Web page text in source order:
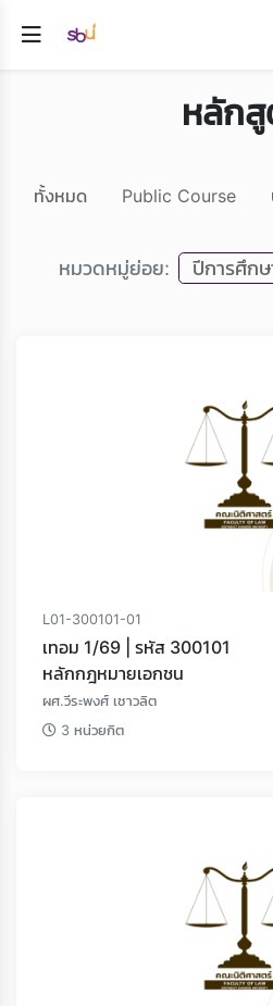
หลัก
ทั้งหมด Public Course
หมวดหมู่ย่อย: ปีการศึก
L01-300101-01
เทอม 1/69 | รหัส 300101
หลักกฎหมายเอกชน
ผศ.วีระพงศ์ เชาวลิต
3 หน่วยกิต